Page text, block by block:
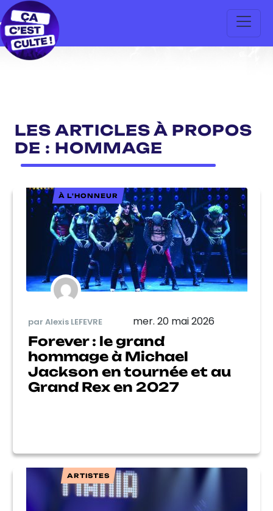
LES ARTICLES À PROPOS
DE : HOMMAGE
À L'HONNEUR
par Alexis LEFEVRE mer. 20 mai 2026
Forever : le grand
hommage à Michael
Jackson en tournée et au
Grand Rex en 2027
ARTISTES